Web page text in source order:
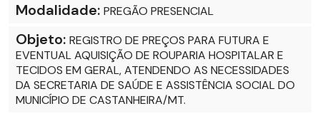
Modalidade: PREGÃO PRESENCIAL
Objeto: REGISTRO DE PREÇOS PARA FUTURA E
EVENTUAL AQUISIÇÃO DE ROUPARIA HOSPITALAR E
TECIDOS EM GERAL, ATENDENDO AS NECESSIDADES
DA SECRETARIA DE SAÚDE E ASSISTÊNCIA SOCIAL DO
MUNICÍPIO DE CASTANHEIRA/MT.